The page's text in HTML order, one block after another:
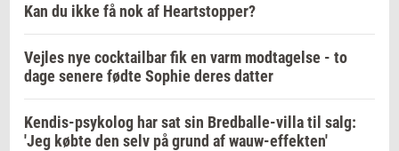
Kan du ikke få nok af Heartstopper?
Vejles nye cocktailbar fik en varm modtagelse - to
dage senere fødte Sophie deres datter
Kendis-psykolog har sat sin Bredballe-villa til salg:
'Jeg købte den selv på grund af wauw-effekten'